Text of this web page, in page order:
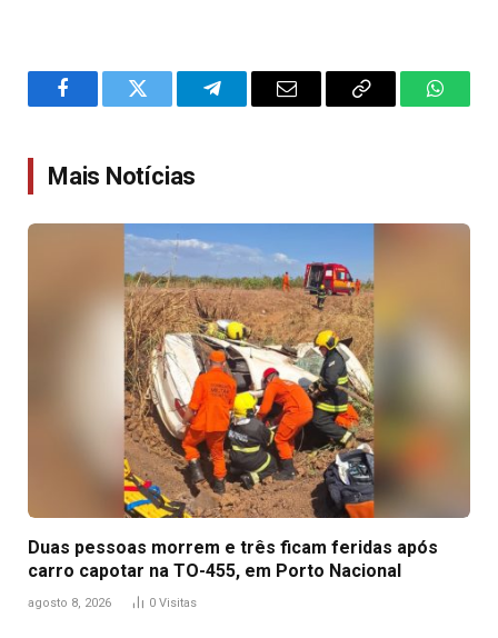
FacebookTwitter TelegramEmail
Copy
Mais Notícias
Duas pessoas morrem e três ficam feridas após
carro capotar na TO-455, em Porto Nacional
agosto 8, 2026 0 Visitas